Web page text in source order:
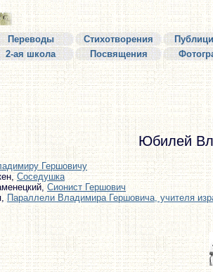
Переводы Стихотворения
2-ая школа Посвящения
Юбилей
Гершовичу
Соседушка
Сионист Гершович
Параллели Владимира Гершовича, учителя